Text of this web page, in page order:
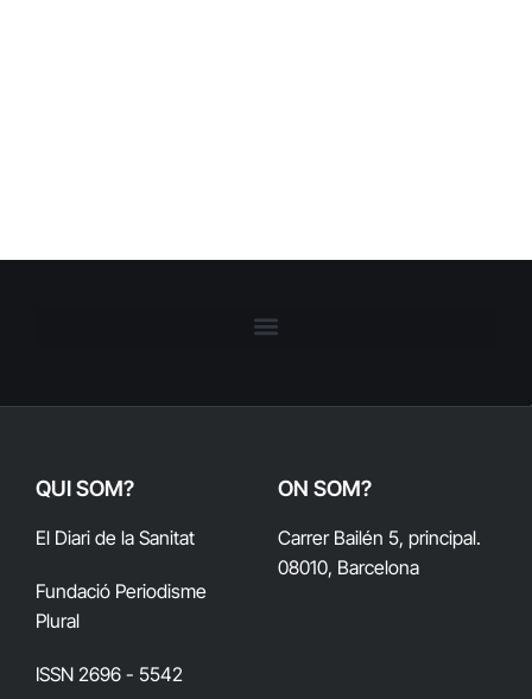
QUI SOM?
El Diari de la Sanitat
Fundació Periodisme
Plural
ISSN 2696 - 5542
ON SOM?
Carrer Bailén 5, principal.
08010, Barcelona